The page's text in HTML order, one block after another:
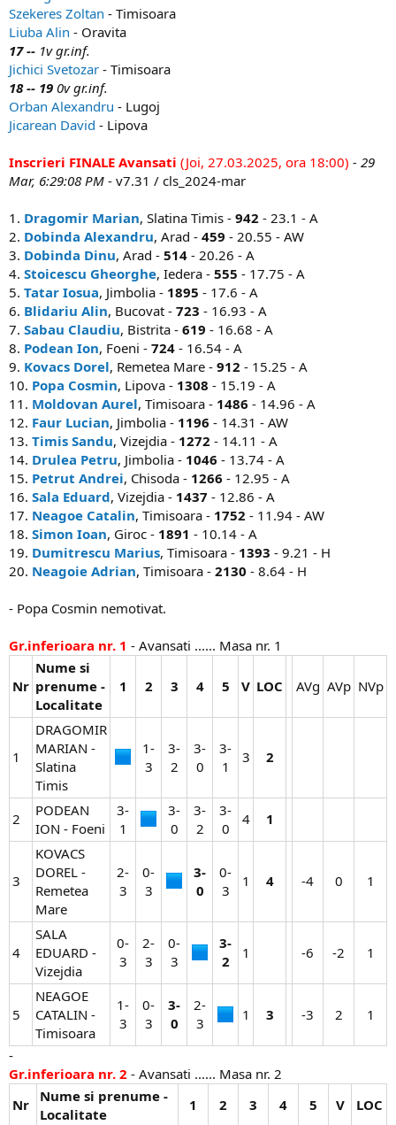
Szekeres Zoltan - Timisoara
Liuba Alin - Oravita
17 -- 1v gr.inf.
Jichici Svetozar - Timisoara
18 -- 19 0v gr.inf.
Orban Alexandru - Lugoj
Jicarean David - Lipova
Inscrieri FINALE Avansati (Joi, 27.03.2025, ora 18:00) - 29
Mar, 6:29:08 PM - v7.31 / cls_2024-mar
1. Dragomir Marian, Slatina Timis - 942 - 23.1 - A
2. Dobinda Alexandru, Arad - 459 - 20.55 - AW
3. Dobinda Dinu, Arad - 514 - 20.26 - A
4. Stoicescu Gheorghe, Iedera - 555 - 17.75 - A
5. Tatar Iosua, Jimbolia - 1895 - 17.6 - A
6. Blidariu Alin, Bucovat - 723 - 16.93 - A
7. Sabau Claudiu, Bistrita - 619 - 16.68 - A
8. Podean Ion, Foeni - 724 - 16.54 - A
9. Kovacs Dorel, Remetea Mare - 912 - 15.25 - A
10. Popa Cosmin, Lipova - 1308 - 15.19 - A
11. Moldovan Aurel, Timisoara - 1486 - 14.96 - A
12. Faur Lucian, Jimbolia - 1196 - 14.31 - AW
13. Timis Sandu, Vizejdia - 1272 - 14.11 - A
14. Drulea Petru, Jimbolia - 1046 - 13.74 - A
15. Petrut Andrei, Chisoda - 1266 - 12.95 - A
16. Sala Eduard, Vizejdia - 1437 - 12.86 - A
17. Neagoe Catalin, Timisoara - 1752 - 11.94 - AW
18. Simon Ioan, Giroc - 1891 - 10.14 - A
19. Dumitrescu Marius, Timisoara - 1393 - 9.21 - H
20. Neagoie Adrian, Timisoara - 2130 - 8.64 - H
- Popa Cosmin nemotivat.
Gr.inferioara nr. 1 - Avansati ...... Masa nr. 1
Nr
Nume si
prenume -
Localitate
1 2 3 4 5 V LOC AVg​ AVp​ NVp​
1
DRAGOMIR
MARIAN -
Slatina
Timis
1-
3​
3-
2​
3-
0​
3-
1​
3​ 2
2
PODEAN
ION - Foeni
3-
1​
3-
0​
3-
2​
3-
0​
4​ 1
3
KOVACS
DOREL -
Remetea
Mare
2-
3​
0-
3​
3-
0
0-
3​
1​ 4 -4​ 0​ 1​
4
SALA
EDUARD -
Vizejdia
0-
3​
2-
3​
0-
3​
3-
2
1​ -6​ -2​ 1​
5
NEAGOE
CATALIN -
Timisoara
1-
3​
0-
3​
3-
0
2-
3​
1​ 3 -3​ 2​ 1​
-
Gr.inferioara nr. 2 - Avansati ...... Masa nr. 2
Nr
Nume si prenume -
Localitate
1 2 3 4 5 V LOC